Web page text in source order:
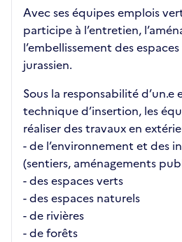
Avec ses équipes emplois
participe à l’entretien,
l’embellissement des
jurassien.
Sous la responsabilité d’un.e
technique d’insertion, les
réaliser des travaux en
- de l’environnement et des
(sentiers, aménagements
- des espaces verts
- des espaces naturels
- de rivières
- de forêts